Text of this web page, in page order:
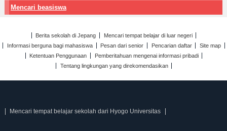
Mencari beasiswa
Berita sekolah di Jepang
Mencari tempat belajar di luar negeri
Informasi berguna bagi mahasiswa
Pesan dari senior Pencarian daftar
Site map
Ketentuan Penggunaan
Pemberitahuan mengenai informasi pribadi
Tentang lingkungan yang direkomendasikan
Mencari tempat belajar sekolah dari Hyogo Universitas